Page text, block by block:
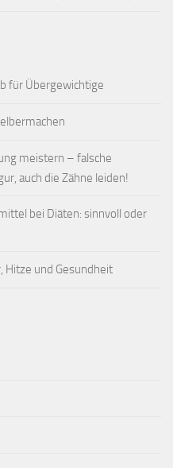
für Übergewichtige
meistern – falsche
auch die Zähne leiden!
bei Diäten: sinnvoll oder
Hitze und Gesundheit